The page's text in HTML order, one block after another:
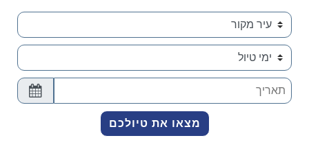
selet date range of trip
מצאו את טיולכם
מצאו את טיולכם